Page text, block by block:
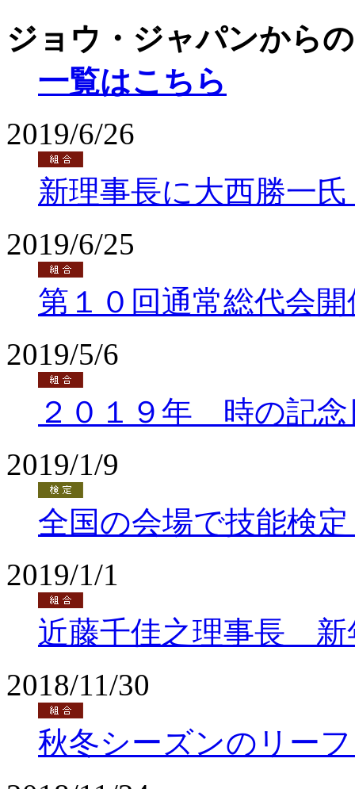
ジョウ・ジャパンから
一覧はこちら
2019/6/26
新理事長に大西勝一
2019/6/25
第１０回通常総代会開
2019/5/6
２０１９年 時の記
2019/1/9
全国の会場で技能検
2019/1/1
近藤千佳之理事長 新
2018/11/30
秋冬シーズンのリー